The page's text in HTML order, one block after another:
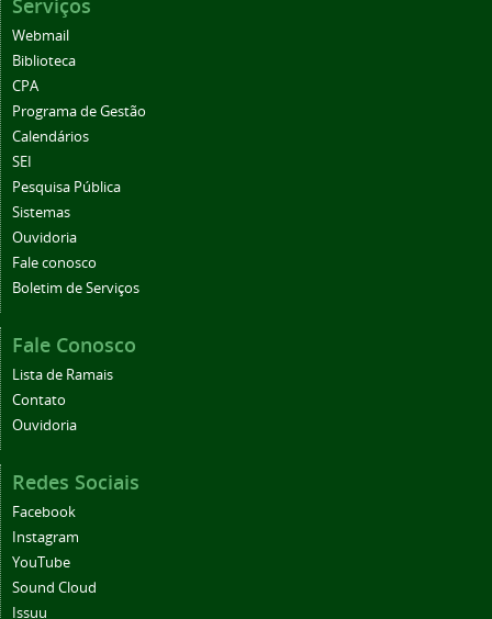
Serviços
Webmail
Biblioteca
CPA
Programa de Gestão
Calendários
SEI
Pesquisa Pública
Sistemas
Ouvidoria
Fale conosco
Boletim de Serviços
Fale Conosco
Lista de Ramais
Contato
Ouvidoria
Redes Sociais
Facebook
Instagram
YouTube
Sound Cloud
Issuu